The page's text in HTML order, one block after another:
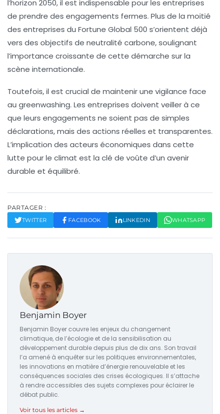
l’horizon 2050, il est indispensable pour les entreprises
de prendre des engagements fermes. Plus de la moitié
des entreprises du Fortune Global 500 s’orientent déjà
vers des objectifs de neutralité carbone, soulignant
l’importance croissante de cette démarche sur la
scène internationale.
Toutefois, il est crucial de maintenir une vigilance face
au greenwashing. Les entreprises doivent veiller à ce
que leurs engagements ne soient pas de simples
déclarations, mais des actions réelles et transparentes.
L’implication des acteurs économiques dans cette
lutte pour le climat est la clé de voûte d’un avenir
durable et équilibré.
PARTAGER :
TWITTER FACEBOOK LINKEDIN WHATSAPP
Benjamin Boyer
Benjamin Boyer couvre les enjeux du changement
climatique, de l’écologie et de la sensibilisation au
développement durable depuis plus de dix ans. Son travail
l’a amené à enquêter sur les politiques environnementales,
les innovations en matière d’énergie renouvelable et les
conséquences sociales des crises écologiques. Il s’attache
à rendre accessibles des sujets complexes pour éclairer le
débat public.
Voir tous les articles →